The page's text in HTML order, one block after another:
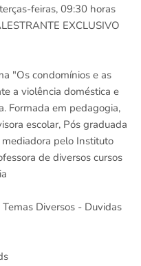
feiras, 09:30 horas
EXCLUSIVO
"Os condomínios e as
a violência doméstica e
Formada em pedagogia,
escolar, Pós graduada
pelo Instituto
de diversos cursos
Diversos - Duvidas